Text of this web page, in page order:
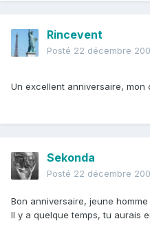
Rincevent
Posté 22 décembre
Un excellent anniversaire, mon
Sekonda
Posté 22 décembre
Bon anniversaire, jeune
Il y a quelque temps, tu aurais